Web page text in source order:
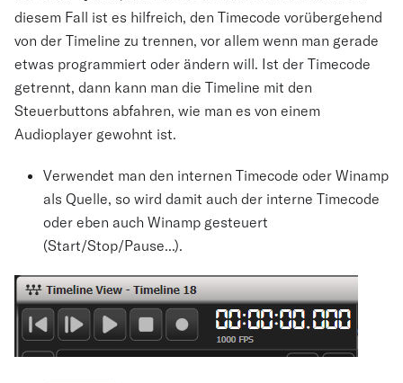
diesem Fall ist es hilfreich, den Timecode vorübergehend
von der Timeline zu trennen, vor allem wenn man gerade
etwas programmiert oder ändern will. Ist der Timecode
getrennt, dann kann man die Timeline mit den
Steuerbuttons abfahren, wie man es von einem
Audioplayer gewohnt ist.
Verwendet man den internen Timecode oder Winamp
als Quelle, so wird damit auch der interne Timecode
oder eben auch Winamp gesteuert
(Start/Stop/Pause...).